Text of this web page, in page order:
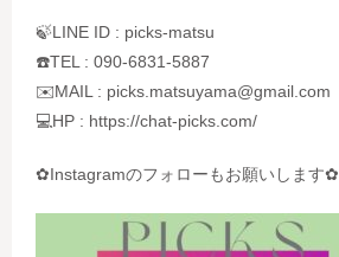
🍃LINE ID : picks-matsu
☎️TEL : 090-6831-5887
✉️MAIL : picks.matsuyama@gmail.com
💻HP : https://chat-picks.com/
✿Instagramのフォローもお願いします✿